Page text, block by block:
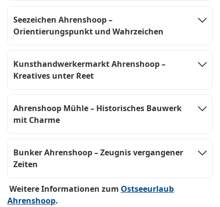
Seezeichen Ahrenshoop –
Orientierungspunkt und Wahrzeichen
Kunsthandwerkermarkt Ahrenshoop –
Kreatives unter Reet
Ahrenshoop Mühle – Historisches Bauwerk
mit Charme
Bunker Ahrenshoop – Zeugnis vergangener
Zeiten
Weitere Informationen zum Ostseeurlaub
Ahrenshoop.